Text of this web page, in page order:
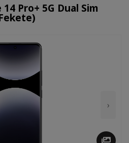
Pro+ 5G Dual Sim
›